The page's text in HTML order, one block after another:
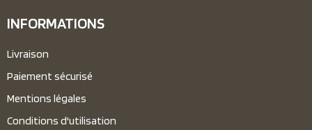
INFORMATIONS
Livraison
Paiement sécurisé
Mentions légales
Conditions d'utilisation